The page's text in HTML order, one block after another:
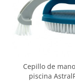
Cepillo de
piscina